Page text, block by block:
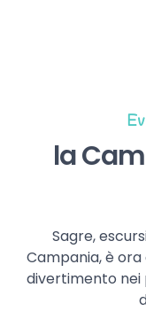
la
Sagre,
Campania, è
divertimento nei